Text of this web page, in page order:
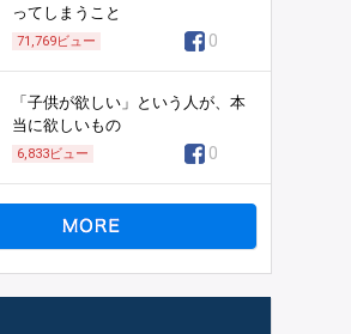
ってしまうこと
71,769ビュー 0
「子供が欲しい」という人が、本
当に欲しいもの
6,833ビュー 0